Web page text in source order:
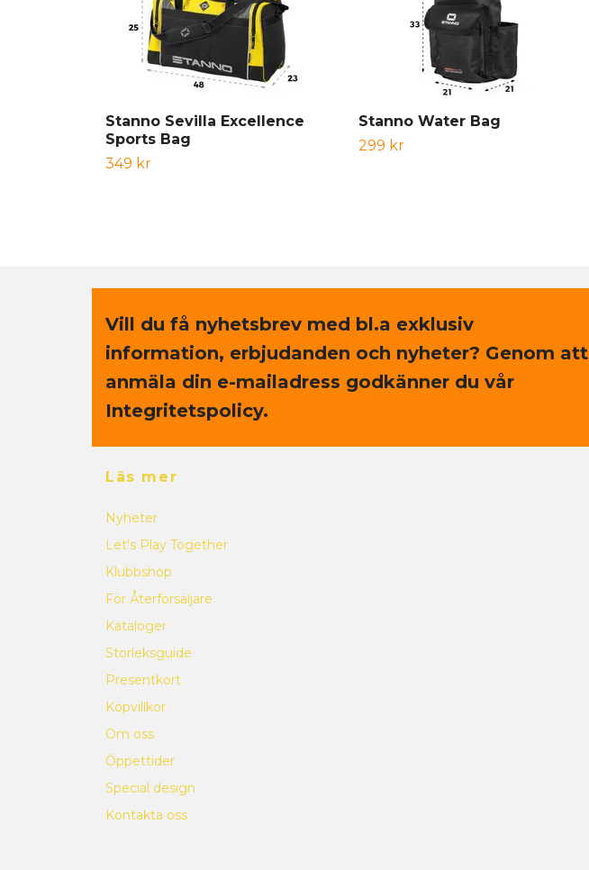
Stanno Sevilla Excellence
Sports Bag
349 kr
Stanno Water Bag
299 kr
Vill du få nyhetsbrev med bl.a exklusiv
information, erbjudanden och nyheter? Genom att
anmäla din e-mailadress godkänner du vår
Integritetspolicy.
Läs mer
Nyheter
Let's Play Together
Klubbshop
För Återförsäljare
Kataloger
Storleksguide
Presentkort
Köpvillkor
Om oss
Öppettider
Special design
Kontakta oss